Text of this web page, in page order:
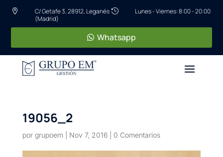

C/ Getafe 3, 28912, Leganés
(Madrid)
 Lunes - Viernes: 8:00 - 20:00
Whatsapp
19056_2
por grupoem Nov 7, 2016| 0 Comentarios